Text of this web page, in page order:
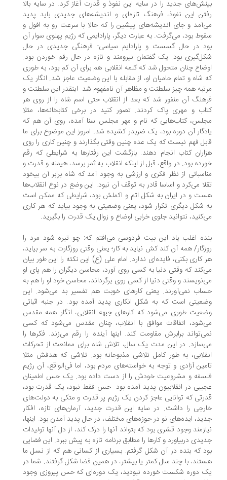
جدید را در سایه این نفوذ و قدرت آغاز کرد. در سایه بالا
این نفوذ، فرهنگ تازه‌ای و اندیشه‌های جدیدی باید پدید
و جای اندیشه‌های پیشین را که حالا با سرعت رو به افول و
بود، می‌گرفت. به عبارت دیگر، پارادایمی که رژیم پهلوی سوار آن
در حال گسست و پارادایم سیاسی- فرهنگی جدیدی در حال
بود. یک گفتمان نیرومند و تازه در حال رقم خوردن بود.
چنان متحول شد که کلمه انقلابی هم برای آن کم بود، به ‌طوری
شاه و تمام حامیان او، از مقابله با این وضعیت عاجز شد. انگار یک
همه ‌چیز سلطنت و مظاهر آن نامفهوم شد. اینقدر این سلطنت و
آن منفور شد که بعد از انقلاب حتی اسم شاه را از روی هر
و مهری پاک ‌کردند. تصور کنید در برخی کتابخانه‌ها، مثلا
کتاب‌هایی که نام و مهر مجلس سنا آمده، روی آن هم که
آن دوره بود، یک ضربدر کشیده شد. امروز این موضوع برای ما
فهم نیست که یک عده چنین وقتی بگذارند و چنین کاری را روی
کتاب انجام دهند. بازگشت این رفتارها به شرایطی که رقم
بود. در واقع، قبل از اینکه انقلاب به ثمر برسد، هیمنه‌ و قدرت و
از نظر فکری و ارزشی به وجود آمد که شاه برابر آن بیخود
می‌کرد و اساسا قادر به توقف آن نبود. این وضع در نوع انقلاب‌ها
و در ایران به شکل اتم و اکملش بود، شرایطی که ممکن است
شکل دیگری تکرار شود، یعنی وضعیتی به وجود بیاید که هر کاری
نتوانید جلوی خرابی اوضاع و زوال یک قدرت را بگیرید.
اغلب یاد این بیت فردوسی می‌افتم که: چو تیره شود مرد را
همه آن کند کش نیاید به کار؛ یعنی وقتی روزگارت به سر بیاید،
کاری بکنی، فایده‌ای ندارد. امام علی (ع) این نکته را این طور بیان
که وقتی دنیا به کسی روی آورد، محاسن دیگران را هم پای او
و وقتی دنیا از کسی روی برگرداند، محاسن خود او را هم به
نمی‌آورند. یعنی کارهای خوبت هم تفسیر بد می‌شود. این
است که به شکل انکاری پدید آمده بود. در جنبه اثباتی
طوری می‌شود که کارهای جبهه انقلابی، انگار همه مقدس
اتفاقات موافق با انقلاب، چنان مقدس می‌شود که کسی
برابرش مقاومت کند. اینها آینده را رقم می‌زند. فکرها را
در این مدت یک سال، تلاش شاه برای ممانعت از تحرکات
به‌ طور کامل تلاشی مذبوحانه بود. تلاشی که هدفش مثلا
آزادی و توجه به خواسته‌های مردم بود، اما فی‌الواقع، آن رژیم
و مشروعیت خودش را از دست داده بود. یک حس اطمینان
در انقلابیون پدید آمده بود. حس فقط نبود، یک قدرت بود،
که توانایی عاجز کردن یک رژیم پر قدرت و متکی به دولت‌های
را داشت. در سایه این قدرت جدید، آرمان‌های تازه، افکار
ایده‌های نو در حوزه‌های مختلف، در حال پدید آمدن بود. اینها،
وجود قشری بود که بتواند آنها را درک کند، از دل آنها تولیدات
دربیاورد و کارها را مطابق برنامه تازه به پیش ببرد. این فضایی
که بنده در آن شکل گرفتم. بسیاری از کسانی هم که از نسل ما
با چند سال کمتر یا بیشتر، در همین فضا شکل گرفتند. شما در
دوره شکست خورده نبودید، یک دوره‌ای که حس پیروزی وجود